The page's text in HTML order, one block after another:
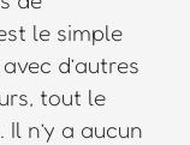
le simple
d’autres
tout le
n’y a aucun